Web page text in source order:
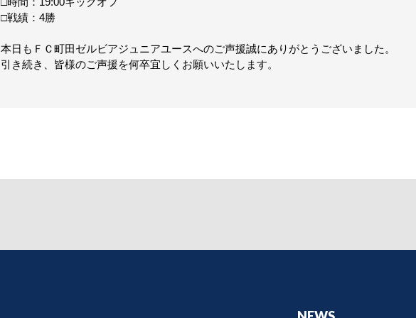
□戦績：4勝
本日もＦＣ町田ゼルビアジュニアユースへのご声援誠にありがとうございました。
引き続き、皆様のご声援を何卒宜しくお願いいたします。